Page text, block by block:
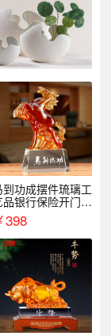
到功成摆件琉璃工
品银行保险开门红
年庆典伴手礼表彰
品
398